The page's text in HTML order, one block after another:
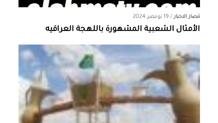
قصار الاخبار/ 19 نوفمبر 2024
الأمثال الشعبية المشهورة باللهجة العراقيه